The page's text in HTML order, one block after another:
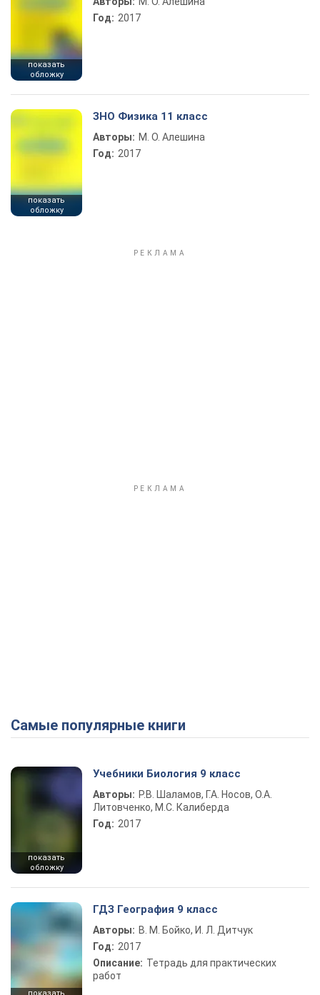
показать
обложку
Год: 2017
показать
обложку
ЗНО Физика 11 класс
Авторы: М. О. Алешина
Год: 2017
Самые популярные книги
показать
обложку
Учебники Биология 9 класс
Авторы: Р.В. Шаламов, Г.А. Носов, О.А.
Литовченко, М.С. Калиберда
Год: 2017
ГДЗ География 9 класс
Авторы: В. М. Бойко, И. Л. Дитчук
Год: 2017
Описание: Тетрадь для практических
работ